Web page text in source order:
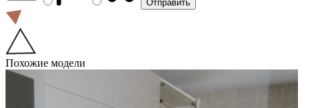
Похожие модели